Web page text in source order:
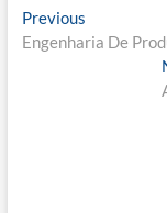
Navegação
de
PreviousPrevious
post:
Engenharia De